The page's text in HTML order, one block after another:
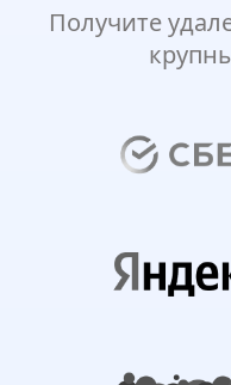
Получите